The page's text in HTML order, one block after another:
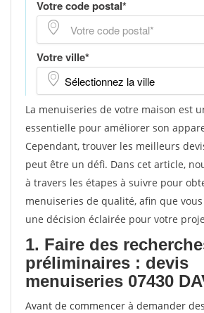
La menuiseries de votre maison est
essentielle pour améliorer son
Cependant, trouver les meilleurs
peut être un défi. Dans cet article,
à travers les étapes à suivre pour
menuiseries de qualité, afin que
une décision éclairée pour votre
1. Faire des
préliminaires : devis
menuiseries 07430
Avant de commencer à demander